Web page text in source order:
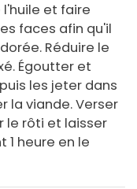
et faire
faces afin qu'il
Réduire le
Égoutter et
les jeter dans
la viande. Verser
le rôti et laisser
heure en le